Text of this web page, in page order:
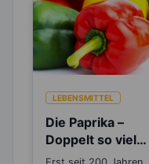
LEBENSMITTEL
Die Paprika –
Doppelt so viel
Vitamin C, wie die